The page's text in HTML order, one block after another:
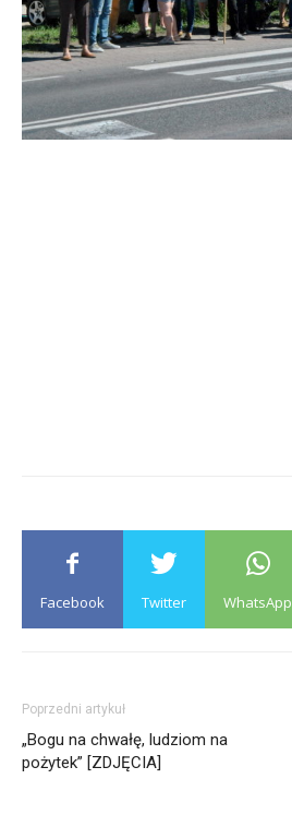
Facebook Twitter WhatsApp
Poprzedni artykuł
„Bogu na chwałę, ludziom na
pożytek” [ZDJĘCIA]